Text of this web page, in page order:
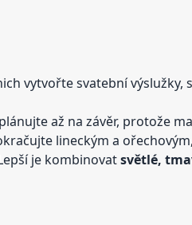
vytvořte svatební
až na závěr, protože
lineckým a
je kombinovatsvětlé,